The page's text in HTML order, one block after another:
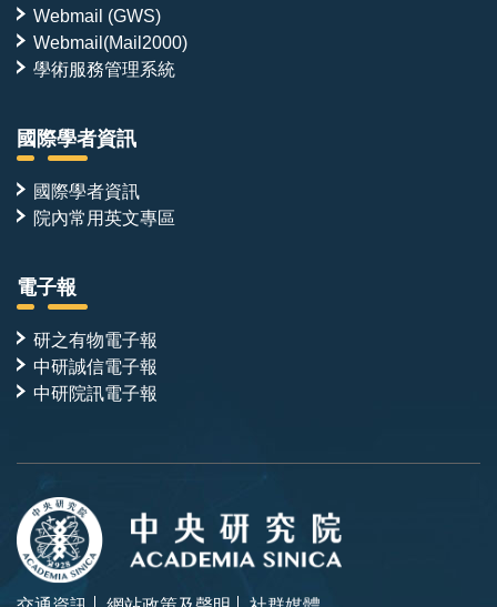
Webmail (GWS)
Webmail(Mail2000)
學術服務管理系統
國際學者資訊
國際學者資訊
院內常用英文專區
電子報
研之有物電子報
中研誠信電子報
中研院訊電子報